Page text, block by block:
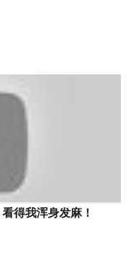
得我浑身发麻！